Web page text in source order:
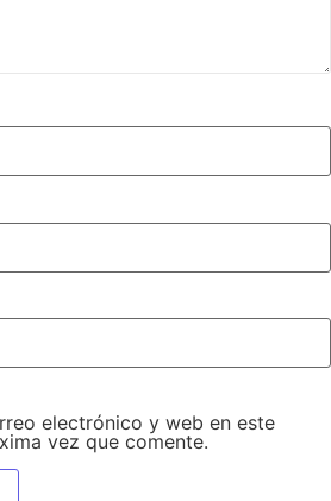
electrónico y web en este
vez que comente.